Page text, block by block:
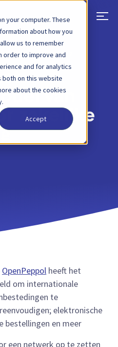
your computer. These
about how you
us to remember
order to improve and
and for analytics
on this website
about the cookies
Accept
31 AUGUSTUS 2022
van
zakelijke
OpenPeppol heeft het
om internationale
te
elektronische
bestellingen en meer
een netwerk op te zetten